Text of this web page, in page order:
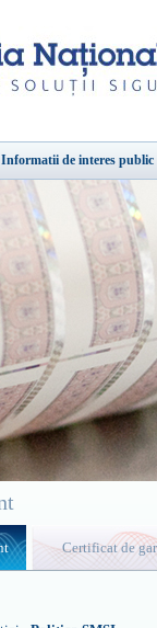
Informatii de interes public
Certificat de